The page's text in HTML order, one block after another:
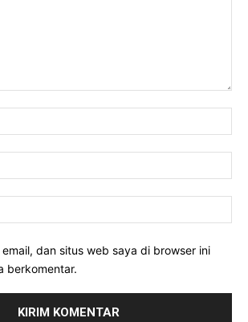
email, dan situs web saya di browser ini
berkomentar.